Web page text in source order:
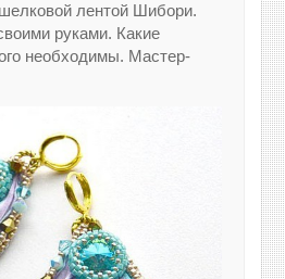
лентой Шибори.
руками. Какие
необходимы. Мастер-